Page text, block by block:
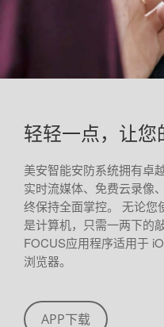
轻轻一点，让
美安智能安防系统拥有卓
实时流媒体、免费云录像
终保持全面掌控。 无论您
是计算机，只需一两下的
FOCUS应用程序适用于
浏览器。
APP下载